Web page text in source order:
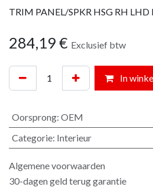
TRIM PANEL/SPKR HSG RH LHD
284,19 € Exclusief btw
In
Oorsprong: OEM
Categorie: Interieur
Algemene voorwaarden
30-dagen geld terug garantie